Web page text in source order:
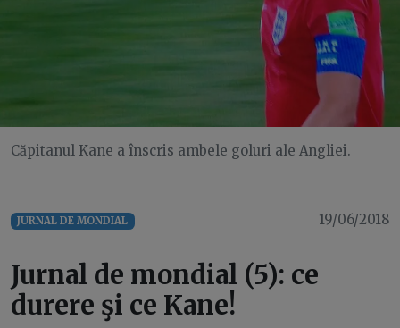
Căpitanul Kane a înscris ambele goluri ale Angliei.
JURNAL DE MONDIAL 19/06/2018
Jurnal de mondial (5): ce
durere şi ce Kane!